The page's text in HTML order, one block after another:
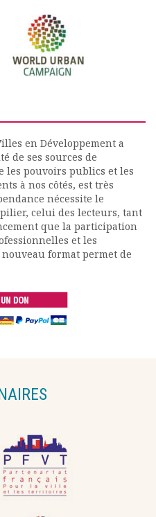
en Développement a
de ses sources de
les pouvoirs publics et les
à nos côtés, est très
nécessite le
celui des lecteurs, tant
que la participation
et les
format permet de